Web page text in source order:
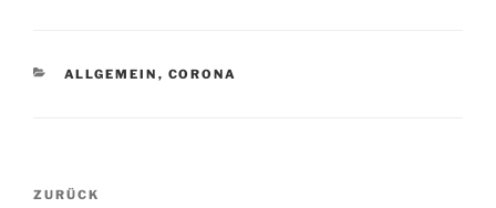
KATEGORIEN
ALLGEMEIN , CORONA
Beitragsnavigation
Vorheriger
ZURÜCK